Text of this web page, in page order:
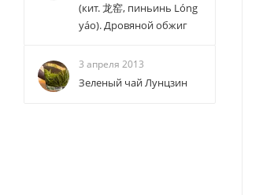
(кит. 龙窑, пиньинь Lóng
yáo). Дровяной обжиг
3 апреля 2013
Зеленый чай Лунцзин